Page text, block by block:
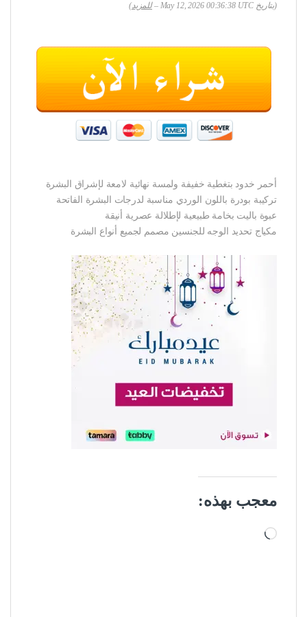
(بتاريخ May 12, 2026 00:36:38 UTC – للمزيد)
أحمر خدود بتغطية خفيفة ولمسة نهائية لامعة لإشراق البشرة
تركيبة بودرة باللون الوردي مناسبة لدرجات البشرة الفاتحة
عبوة باليت بخامة طبيعية لإطلالة عصرية أنيقة
مكياج تحديد الوجه للجنسين مصمم لجميع أنواع البشرة
معجب بهذه:
جاري التحميل…